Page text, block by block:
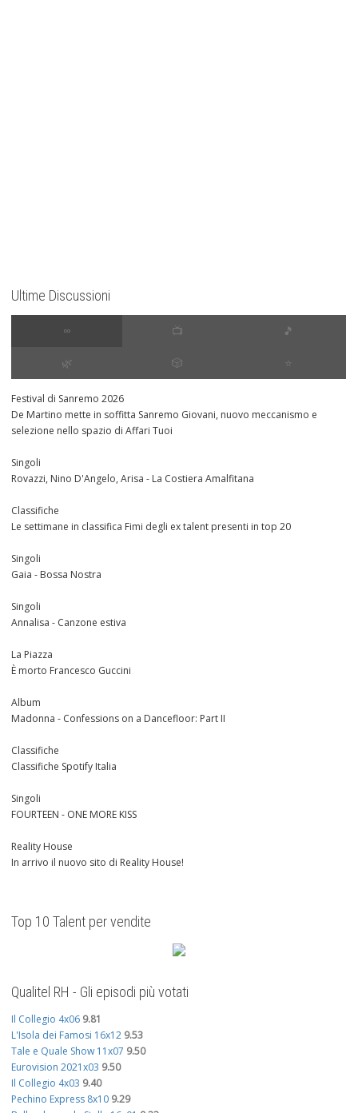
Ultime Discussioni
∞ 📺 🎵
🌿 🎲 ⭐️
Festival di Sanremo 2026
De Martino mette in soffitta Sanremo Giovani, nuovo meccanismo e
selezione nello spazio di Affari Tuoi
Singoli
Rovazzi, Nino D'Angelo, Arisa - La Costiera Amalfitana
Classifiche
Le settimane in classifica Fimi degli ex talent presenti in top 20
Singoli
Gaia - Bossa Nostra
Singoli
Annalisa - Canzone estiva
La Piazza
È morto Francesco Guccini
Album
Madonna - Confessions on a Dancefloor: Part II
Classifiche
Classifiche Spotify Italia
Singoli
FOURTEEN - ONE MORE KISS
Reality House
In arrivo il nuovo sito di Reality House!
Top 10 Talent per vendite
Qualitel RH - Gli episodi più votati
Il Collegio 4x06 9.81
L'Isola dei Famosi 16x12 9.53
Tale e Quale Show 11x07 9.50
Eurovision 2021x03 9.50
Il Collegio 4x03 9.40
Pechino Express 8x10 9.29